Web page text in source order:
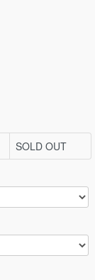
SOLD OUT